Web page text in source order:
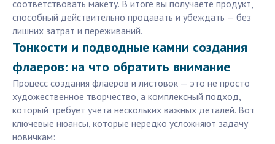
соответствовать макету. В итоге вы получаете продукт,
способный действительно продавать и убеждать — без
лишних затрат и переживаний.
Тонкости и подводные камни создания
флаеров: на что обратить внимание
Процесс создания флаеров и листовок — это не просто
художественное творчество, а комплексный подход,
который требует учёта нескольких важных деталей. Вот
ключевые нюансы, которые нередко усложняют задачу
новичкам: